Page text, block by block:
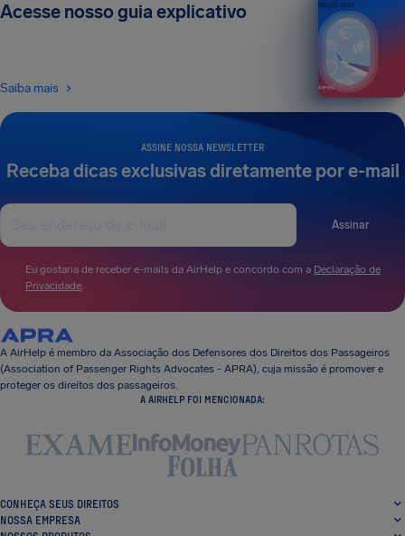
ASSINE NOSSA NEWSLETTER
Receba dicas exclusivas diretamente por e-mail
Assinar
Eu gostaria de receber e-mails da AirHelp e concordo com a Declaração de
Privacidade.
Acesse nosso guia explicativo
Saiba mais
EDIÇÃO 2026
A AirHelp é membro da Associação dos Defensores dos Direitos dos Passageiros
(Association of Passenger Rights Advocates - APRA), cuja missão é promover e
proteger os direitos dos passageiros.
A AIRHELP FOI MENCIONADA:
CONHEÇA SEUS DIREITOS
NOSSA EMPRESA